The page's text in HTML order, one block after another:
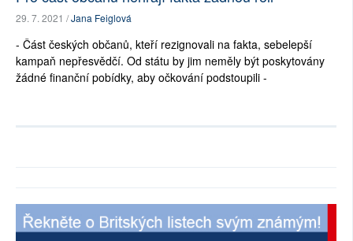
29. 7. 2021 /Jana Feiglová
- Část českých občanů, kteří rezignovali na fakta, sebelepší
kampaň nepřesvědčí. Od státu by jim neměly být poskytovány
žádné finanční pobídky, aby očkování podstoupili -